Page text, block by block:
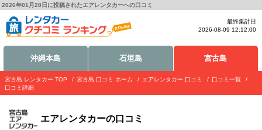
2026年01月28日に投稿されたエアレンタカーへの口コミ
最終集計日
2026-08-09 12:12:00
沖縄本島 石垣島 宮古島
宮古島 レンタカー TOP 宮古島 口コミ ホーム エアレンタカー 口コミ
口コミ一覧
口コミ詳細
エアレンタカーの口コミ